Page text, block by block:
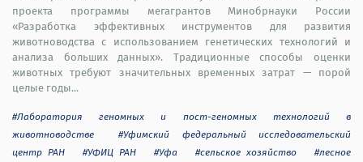
проекта программы мегагрантов Минобрнауки России
«Разработка эффективных инструментов для развития
животноводства с использованием генетических технологий и
анализа больших данных». Традиционные способы оценки
животных требуют значительных временных затрат — порой
целые годы...
#Лаборатория геномных и пост-геномных технологий в
животноводстве
#Уфимский федеральный исследовательский
центр РАН
#УФИЦ РАН #Уфа #сельское хозяйство
#лесное